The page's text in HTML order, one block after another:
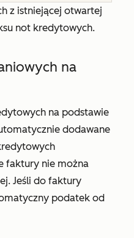
z istniejącej otwartej
not kredytowych.
na
na podstawie
dodawane
faktury nie można
Jeśli do faktury
podatek od